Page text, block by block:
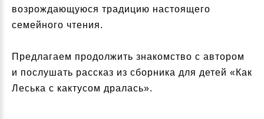
возрождающуюся традицию настоящего
семейного чтения.
Предлагаем продолжить знакомство с автором
и послушать рассказ из сборника для детей «Как
Леська с кактусом дралась».